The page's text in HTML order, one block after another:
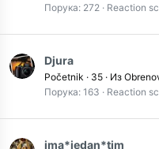
Порука 272 Reaction
Djura
Početnik · 35 · Из
Порука 163 Reaction
ima*jedan*tim